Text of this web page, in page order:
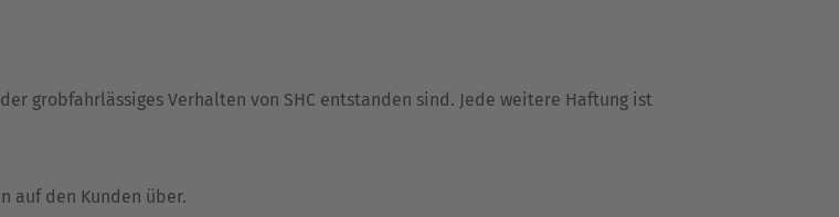
grobfahrlässiges Verhalten von SHC entstanden sind. Jede weitere Haftung ist
auf den Kunden über.